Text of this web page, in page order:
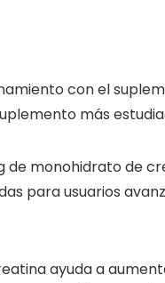
con el
más
de monohidrato de
para usuarios
ayuda a